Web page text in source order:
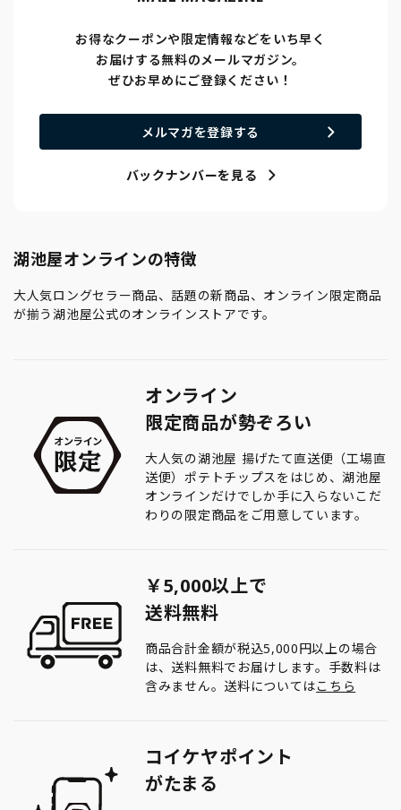
お得なクーポンや限定情報などをいち早く
お届けする無料のメールマガジン。
ぜひお早めにご登録ください！
メルマガを登録する
バックナンバーを見る
湖池屋オンラインの特徴
大人気ロングセラー商品、話題の新商品、オンライン限定商品
が揃う湖池屋公式のオンラインストアです。
オンライン
限定商品が勢ぞろい
大人気の湖池屋 揚げたて直送便（工場直
送便）ポテトチップスをはじめ、湖池屋
オンラインだけでしか手に入らないこだ
わりの限定商品をご用意しています。
￥5,000以上で
送料無料
商品合計金額が税込5,000円以上の場合
は、送料無料でお届けします。手数料は
含みません。送料についてはこちら
コイケヤポイント
がたまる